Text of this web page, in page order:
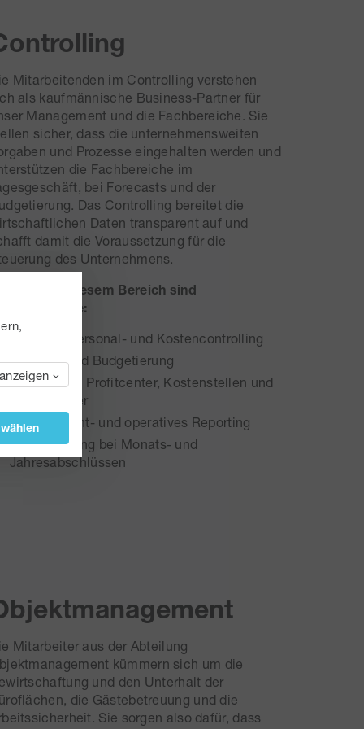
Mitarbeitenden im Controlling verstehen
als kaufmännische Business-Partner für
Management und die Fachbereiche. Sie
sicher, dass die unternehmensweiten
und Prozesse eingehalten werden und
die Fachbereiche im
bei Forecasts und der
Das Controlling bereitet die
Daten transparent auf und
damit die Voraussetzung für die
des Unternehmens.
in diesem Bereich sind
Umsatz-, Personal- und Kostencontrolling
Forecast und Budgetierung
Analyse von Profitcenter, Kostenstellen und
Kostenträger
Management- und operatives Reporting
Unterstützung bei Monats- und
Jahresabschlüssen
Mitarbeiter aus der Abteilung
kümmern sich um die
und den Unterhalt der
die Gästebetreuung und die
Sie sorgen also dafür, dass